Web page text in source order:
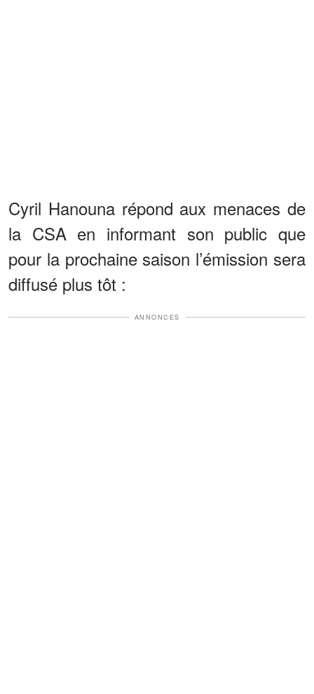
Cyril Hanouna répond aux menaces de
la CSA en informant son public que
pour la prochaine saison l’émission sera
diffusé plus tôt :
ANNONCES